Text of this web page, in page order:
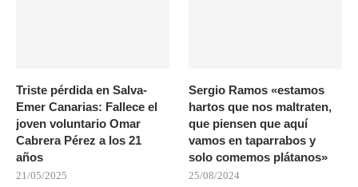
Triste pérdida en Salva-
Emer Canarias: Fallece el
joven voluntario Omar
Cabrera Pérez a los 21
años
21/05/2025
Sergio Ramos «estamos
hartos que nos maltraten,
que piensen que aquí
vamos en taparrabos y
solo comemos plátanos»
25/08/2024